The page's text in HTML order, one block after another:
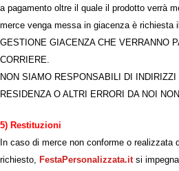
a pagamento oltre il quale il prodotto verrà
merce venga messa in giacenza è richiesta
GESTIONE GIACENZA CHE VERRANNO
CORRIERE.
NON SIAMO RESPONSABILI DI INDIRIZZI
RESIDENZA O ALTRI ERRORI DA NOI
5) Restituzioni
In caso di merce non conforme o realizzata
richiesto, FestaPersonalizzata.it si